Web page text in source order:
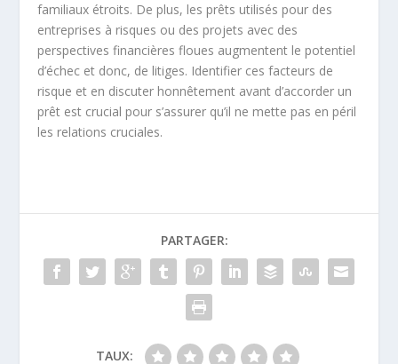
familiaux étroits. De plus, les prêts utilisés pour des
entreprises à risques ou des projets avec des
perspectives financières floues augmentent le potentiel
d’échec et donc, de litiges. Identifier ces facteurs de
risque et en discuter honnêtement avant d’accorder un
prêt est crucial pour s’assurer qu’il ne mette pas en péril
les relations cruciales.
PARTAGER:
TAUX: